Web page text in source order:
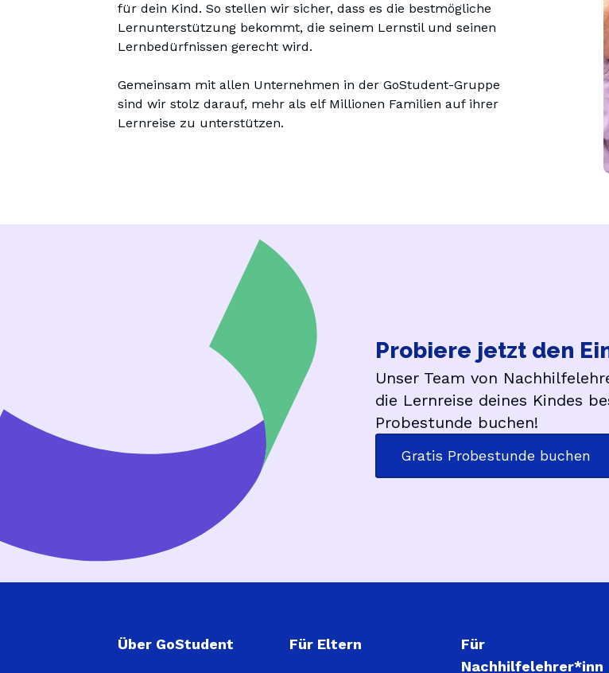
für dein Kind. So stellen wir sicher, dass es die bestmögliche
Lernunterstützung bekommt, die seinem Lernstil und seinen
Lernbedürfnissen gerecht wird.
Gemeinsam mit allen Unternehmen in der GoStudent-Gruppe
sind wir stolz darauf, mehr als elf Millionen Familien auf ihrer
Lernreise zu unterstützen.
Probiere jetzt den
Unser Team von
die Lernreise deines Kindes
Probestunde buchen!
Gratis Probestunde buchen
Über GoStudent Für Eltern
Für
Nachhilfelehrer*inn